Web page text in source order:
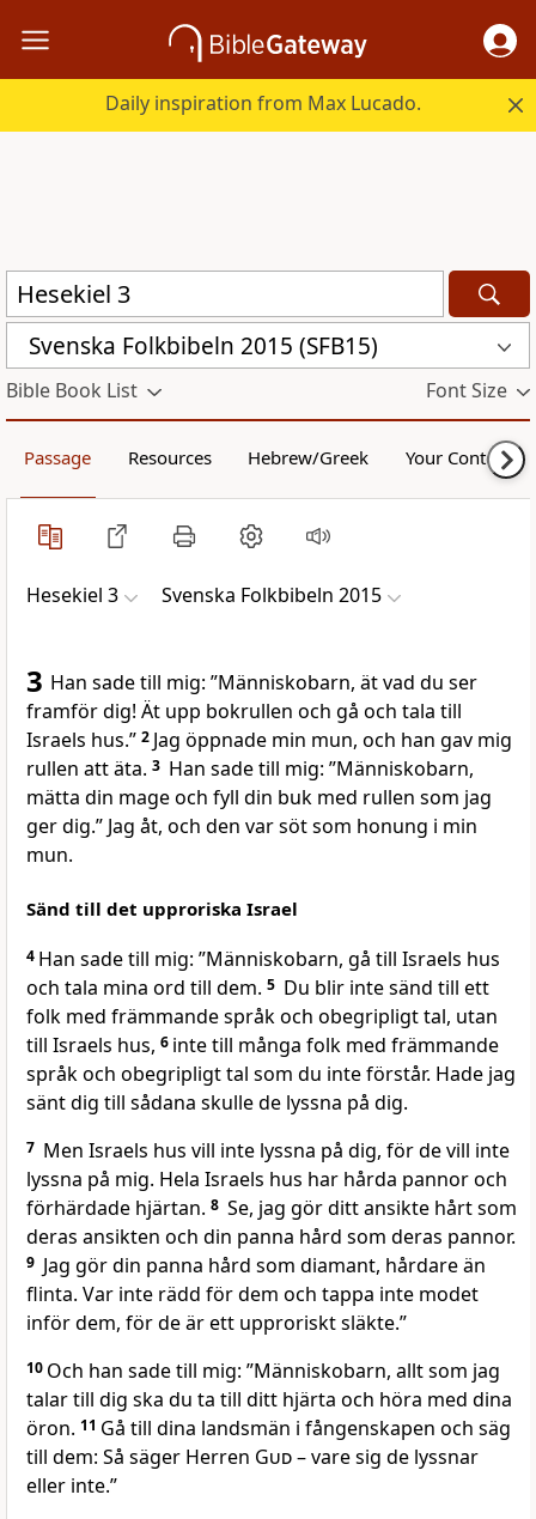
Daily inspiration from Max Lucado.
Svenska Folkbibeln 2015 (SFB15)
Bible Book List Font Size
Passage Resources Hebrew/Greek Your Content
Hesekiel 3 Svenska Folkbibeln 2015
3 Han sade till mig: ”Människo­barn, ät vad du ser
framför dig! Ät upp bokrullen och gå och tala till
Israels hus.” 2 Jag öppnade min mun, och han gav mig
rullen att äta. 3 Han sade till mig: ”Människobarn,
mätta din mage och fyll din buk med rullen som jag
ger dig.” Jag åt, och den var söt som honung i min
mun.
Sänd till det upproriska Israel
4 Han sade till mig: ”Människobarn, gå till Israels hus
och tala mina ord till dem. 5 Du blir inte sänd till ett
folk med främmande språk och obegripligt tal, utan
till Israels hus, 6 inte till många folk med främmande
språk och obegripligt tal som du inte förstår. Hade jag
sänt dig till sådana skulle de lyssna på dig.
7 Men Israels hus vill inte lyssna på dig, för de vill inte
lyssna på mig. Hela Israels hus har hårda pannor och
förhärdade hjärtan. 8 Se, jag gör ditt ansikte hårt som
deras ansikten och din panna hård som deras pannor.
9 Jag gör din panna hård som diamant, hårdare än
flinta. Var inte rädd för dem och tappa inte modet
inför dem, för de är ett upproriskt släkte.”
10 Och han sade till mig: ”Männi­skobarn, allt som jag
talar till dig ska du ta till ditt hjärta och höra med dina
öron. 11 Gå till dina landsmän i fångenskapen och säg
till dem: Så säger Herren Gud– vare sig de lyssnar
eller inte.”